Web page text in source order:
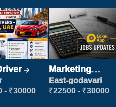
- ₹30000
Marketing
Executive
East-godavari
₹22500 - ₹30000